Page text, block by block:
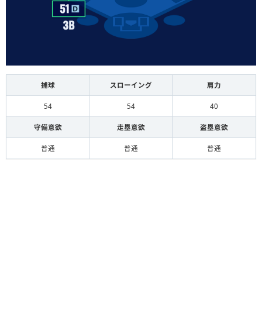
捕球 スローイング 肩力
54 54 40
守備意欲 走塁意欲 盗塁意欲
普通 普通 普通